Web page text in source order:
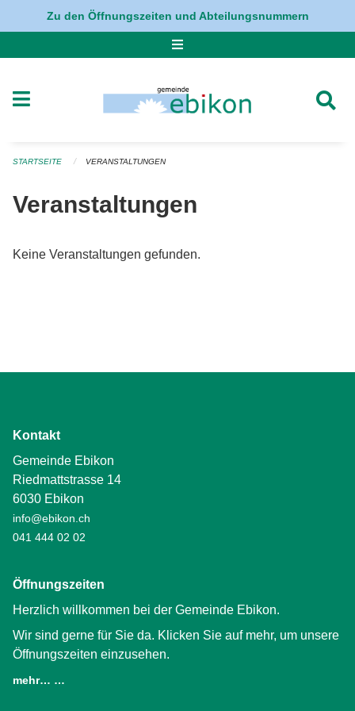
Navigation überspringen
Zu den Öffnungszeiten und Abteilungsnummern
STARTSEITE VERANSTALTUNGEN
Veranstaltungen
Keine Veranstaltungen gefunden.
Kontakt
Gemeinde Ebikon
Riedmattstrasse 14
6030 Ebikon
info@ebikon.ch
041 444 02 02
Öffnungszeiten
Herzlich willkommen bei der Gemeinde Ebikon.
Wir sind gerne für Sie da. Klicken Sie auf mehr, um unsere
Öffnungszeiten einzusehen.
mehr… …